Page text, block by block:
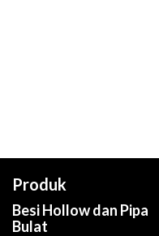
Produk
Besi Hollow dan Pipa
Bulat